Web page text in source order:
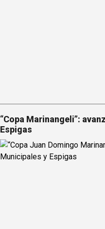
“Copa Marinangeli”:
Espigas